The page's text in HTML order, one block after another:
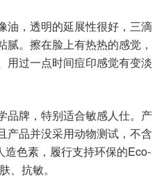
油，透明的延展性很好，三滴
。擦在脸上有热热的感觉，
用过一点时间痘印感觉有变淡
品牌，特别适合敏感人仕。产
产品并没采用动物测试，不含
色素，履行支持环保的Eco-
、抗敏。